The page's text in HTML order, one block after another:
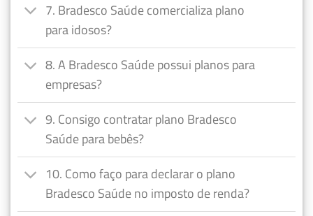
7. Bradesco Saúde comercializa plano
para idosos?
8. A Bradesco Saúde possui planos para
empresas?
9. Consigo contratar plano Bradesco
Saúde para bebês?
10. Como faço para declarar o plano
Bradesco Saúde no imposto de renda?